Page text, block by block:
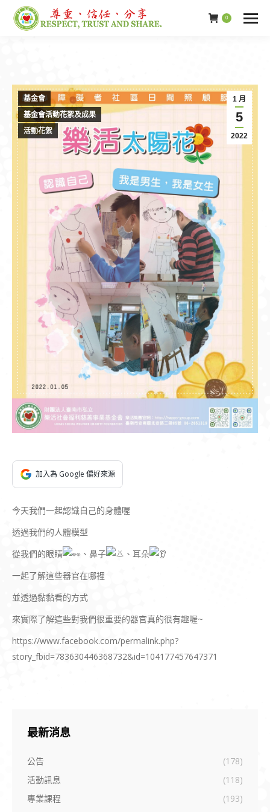
0
1 月
5
2022
基金會
基金會活動花絮及成果
活動花絮
加入為 Google 偏好來源
今天我們一起認識自己的身體喔
透過我們的人體模型
從我們的眼睛
、鼻子
、耳朵
一起了解這些器官在哪裡
並透過黏黏看的方式
來實際了解這些對我們很重要的器官真的很有趣喔~
https://www.facebook.com/permalink.php?
story_fbid=783630446368732&id=104177457647371
最新消息
公告
(178)
活動訊息
(118)
專業課程
(193)